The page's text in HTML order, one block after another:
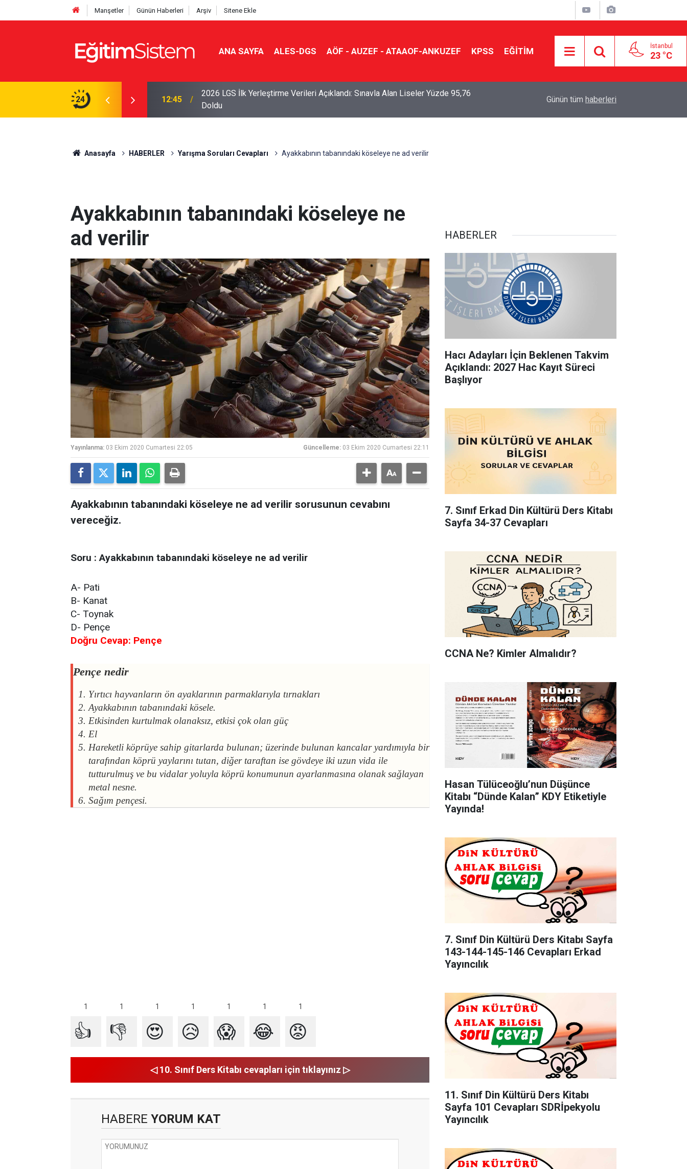
Manşetler Günün Haberleri Arşiv Sitene Ekle
ANA SAYFA ALES-DGS AÖF - AUZEF - ATAAOF-ANKUZEF KPSS EĞİTİM İstanbul
23 °C
24
Belli Oldu: İki Program 500 Puanla
12:45
2026 LGS İlk Yerleştirme Verileri Açıklandı: Sınavla Alan Liseler Yüzde 95,76
Doldu
Tercihine Yerleşti
Günün tüm haberleri
Anasayfa HABERLER Yarışma Soruları Cevapları Ayakkabının tabanındaki köseleye ne ad verilir
Ayakkabının tabanındaki köseleye ne
ad verilir
Yayınlanma: 03 Ekim 2020 Cumartesi 22:05 Güncelleme: 03 Ekim 2020 Cumartesi 22:11
Ayakkabının tabanındaki köseleye ne ad verilir sorusunun cevabını
vereceğiz.
Soru : Ayakkabının tabanındaki köseleye ne ad verilir
A- Pati
B- Kanat
C- Toynak
D- Pençe
Doğru Cevap: Pençe
Pençe nedir
Yırtıcı hayvanların ön ayaklarının parmaklarıyla tırnakları
Ayakkabının tabanındaki kösele.
Etkisinden kurtulmak olanaksız, etkisi çok olan güç
El
Hareketli köprüye sahip gitarlarda bulunan; üzerinde bulunan kancalar yardımıyla bir
tarafından köprü yaylarını tutan, diğer taraftan ise gövdeye iki uzun vida ile
tutturulmuş ve bu vidalar yoluyla köprü konumunun ayarlanmasına olanak sağlayan
metal nesne.
Sağım pençesi.
1 1 1 1 1 1 1
👍 👎 😍 😥 😱 😂 😡
◁ 10. Sınıf Ders Kitabı cevapları için tıklayınız ▷
HABERE YORUM KAT
HABERLER
Hacı Adayları İçin Beklenen Takvim
Açıklandı: 2027 Hac Kayıt Süreci
Başlıyor
7. Sınıf Erkad Din Kültürü Ders Kitabı
Sayfa 34-37 Cevapları
CCNA Ne? Kimler Almalıdır?
Hasan Tülüceoğlu’nun Düşünce
Kitabı “Dünde Kalan” KDY Etiketiyle
Yayında!
7. Sınıf Din Kültürü Ders Kitabı Sayfa
143-144-145-146 Cevapları Erkad
Yayıncılık
11. Sınıf Din Kültürü Ders Kitabı
Sayfa 101 Cevapları SDRİpekyolu
Yayıncılık